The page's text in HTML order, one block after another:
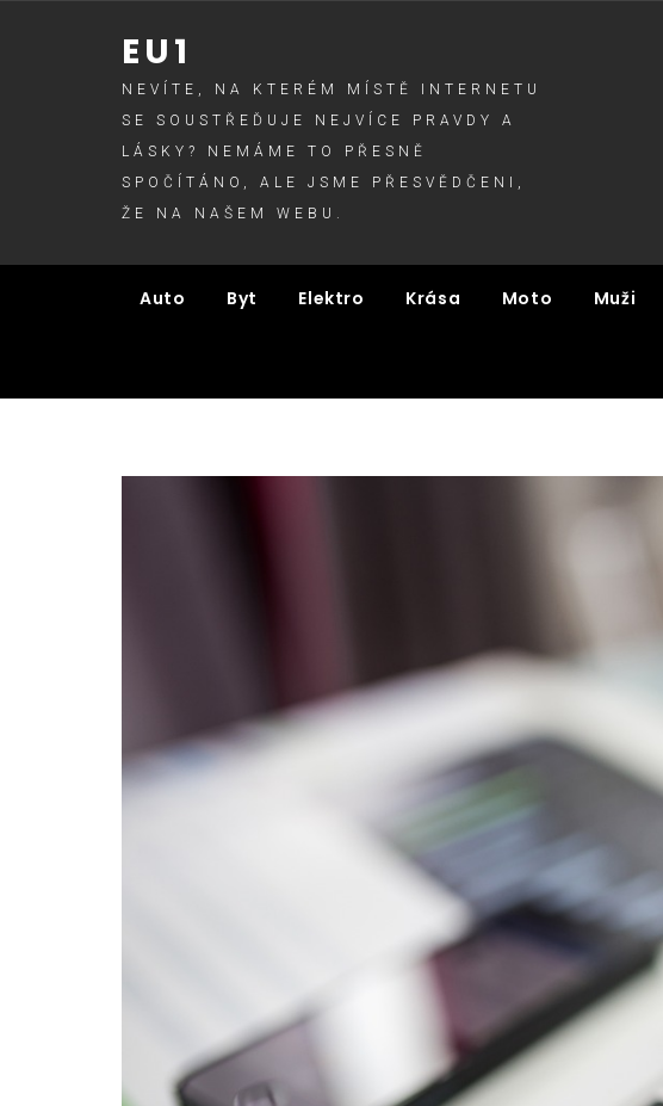
EU1
NEVÍTE, NA KTERÉM MÍSTĚ INTERNETU
SE SOUSTŘEĎUJE NEJVÍCE PRAVDY A
LÁSKY? NEMÁME TO PŘESNĚ
SPOČÍTÁNO, ALE JSME PŘESVĚDČENI,
ŽE NA NAŠEM WEBU.
Auto Byt Elektro Krása Moto Muži